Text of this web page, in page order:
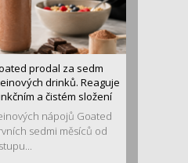
prodal za sedm
drinků. Reaguje
a čistém složení
nápojů Goated
sedmi měsíců od